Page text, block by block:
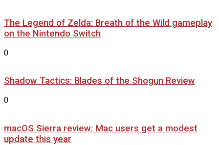
The Legend of Zelda: Breath of the Wild gameplay
on the Nintendo Switch
0
Shadow Tactics: Blades of the Shogun Review
0
macOS Sierra review: Mac users get a modest
update this year